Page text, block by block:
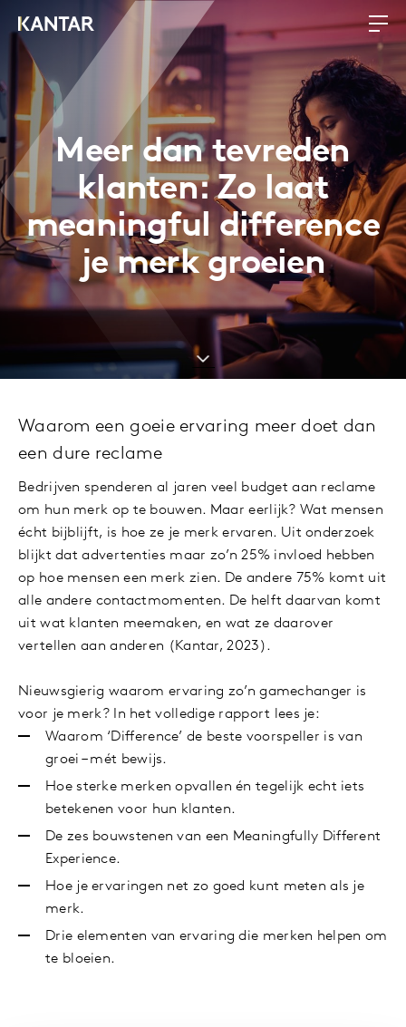
Meer dan tevreden
klanten: Zo laat
meaningful difference
je merk groeien
Waarom een goeie ervaring meer doet dan
een dure reclame
Bedrijven spenderen al jaren veel budget aan reclame
om hun merk op te bouwen. Maar eerlijk? Wat mensen
écht bijblijft, is hoe ze je merk ervaren. Uit onderzoek
blijkt dat advertenties maar zo’n 25% invloed hebben
op hoe mensen een merk zien. De andere 75% komt uit
alle andere contactmomenten. De helft daarvan komt
uit wat klanten meemaken, en wat ze daarover
vertellen aan anderen (Kantar, 2023).
Nieuwsgierig waarom ervaring zo’n gamechanger is
voor je merk? In het volledige rapport lees je:
Waarom ‘Difference’ de beste voorspeller is van
groei – mét bewijs.
Hoe sterke merken opvallen én tegelijk echt iets
betekenen voor hun klanten.
De zes bouwstenen van een Meaningfully Different
Experience.
Hoe je ervaringen net zo goed kunt meten als je
merk.
Drie elementen van ervaring die merken helpen om
te bloeien.